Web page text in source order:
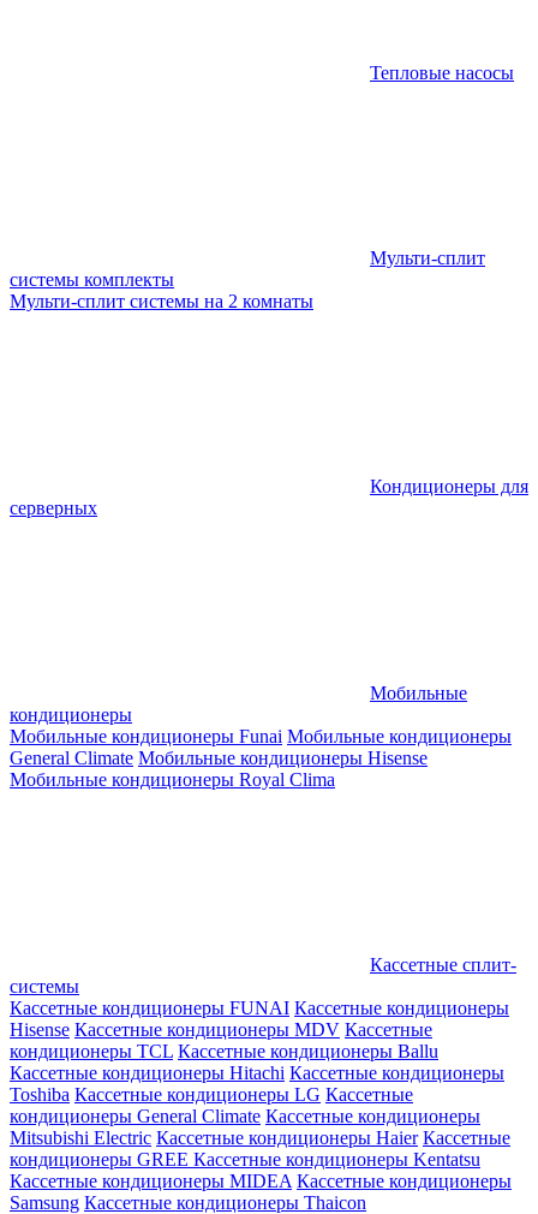
Тепловые насосы
Мульти-сплит
системы комплекты
Мульти-сплит системы на 2 комнаты
Кондиционеры для
серверных
Мобильные
кондиционеры
Мобильные кондиционеры Funai Мобильные кондиционеры
General Climate Мобильные кондиционеры Hisense
Мобильные кондиционеры Royal Clima
Кассетные сплит-
системы
Кассетные кондиционеры FUNAI Кассетные кондиционеры
Hisense Кассетные кондиционеры MDV Кассетные
кондиционеры TCL Кассетные кондиционеры Ballu
Кассетные кондиционеры Hitachi Кассетные кондиционеры
Toshiba Кассетные кондиционеры LG Кассетные
кондиционеры General Climate Кассетные кондиционеры
Mitsubishi Electric Кассетные кондиционеры Haier Кассетные
кондиционеры GREE Кассетные кондиционеры Kentatsu
Кассетные кондиционеры MIDEA Кассетные кондиционеры
Samsung Кассетные кондиционеры Thaicon